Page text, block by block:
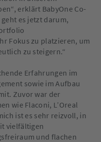
erklärt BabyOne Co-
geht es jetzt darum,
Fokus zu platzieren, um
zu steigern.“
Erfahrungen im
sowie im Aufbau
Zuvor war der
wie Flaconi, L’Oreal
ist es sehr reizvoll, in
vielfältigen
und flachen